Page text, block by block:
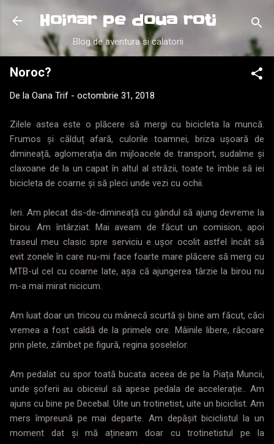
Treceți la conținutul principal
Hoinar pe doua roti
Blog de aventura si calatorii
Noroc?
De la Oana Trif - octombrie 31, 2018
Zilele astea este o plăcere să mergi cu bicicleta la muncă.
Frumos și călduț afară, culorile toamnei, briza ușoară de
dimineață, aglomerația din mijloacele de transport, sudalme și
claxoane de la un capat în altul al străzii, toate te îmbie să iei
bicicleta de coarne și să pleci unde vezi cu ochii.
Ieri. Am plecat dis-de-dimineață cu gândul să ajung devreme la
birou. Am întârziat. Mai aveam de făcut un comision, apoi
traseul meu clasic spre serviciu e ușor ocolit astfel încât să
evit zonele în care nu-mi face foarte mare plăcere să merg cu
MTB-ul cel cu coarne late, așa că ajungerea târzie la birou nu
m-a mai mirat nicicum.
Am luat doar un tricou cu mânecă scurtă și bine am făcut, căci
vremea a fost caldă de la primele ore. Mâinile libere, răcoare
prin plete, zâmbet pe figură, regina șoselelor.
Am pedalat cu spor toată bucata aceea de pe la Piața Muncii,
unde șoferii au obiceiul să apese pedala de accelerație.. Am
ajuns cu bine pe Decebal. Uite un trotinetist, uite un biciclist. Am
mers împreună pe mai departe. Am depășit biciclistul la un
moment dat și mă ațineam doar cu trotinetistul pe la